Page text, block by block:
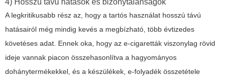
4) Hosszú távú hatások és bizonytalanságok
A legkritikusabb rész az, hogy a tartós használat hosszú távú
hatásairól még mindig kevés a megbízható, több évtizedes
követéses adat. Ennek oka, hogy az e-cigaretták viszonylag rövid
ideje vannak piacon összehasonlítva a hagyományos
dohánytermékekkel, és a készülékek, e-folyadék összetétele